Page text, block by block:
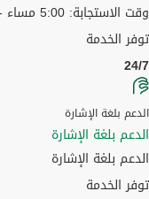
وقت الاستجابة: 5:00 مساء - 8:00 مساء
توفر الخدمة
24/7
الدعم بلغة الإشارة
الدعم بلغة الإشارة
الدعم بلغة الإشارة
توفر الخدمة